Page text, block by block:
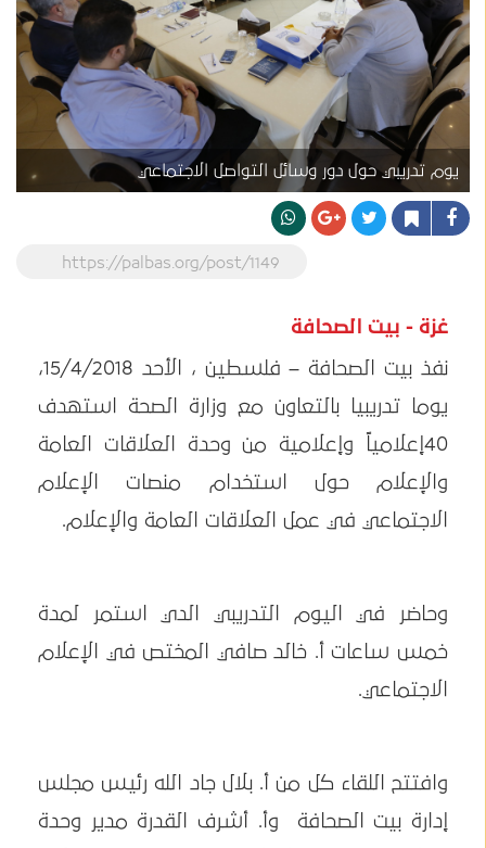
يوم تدريبي حول دور وسائل التواصل الاجتماعي
https://palbas.org/post/1149
غزة - بيت الصحافة
نفذ بيت الصحافة – فلسطين ، الأحد 15/4/2018،
يوما تدريبيا بالتعاون مع وزارة الصحة استهدف
40إعلامياً وإعلامية من وحدة العلاقات العامة
والإعلام حول استخدام منصات الإعلام
الاجتماعي في عمل العلاقات العامة والإعلام.
وحاضر في اليوم التدريبي الدي استمر لمدة
خمس ساعات أ. خالد صافي المختص في الإعلام
الاجتماعي.
وافتتح اللقاء كل من أ. بلال جاد الله رئيس مجلس
إدارة بيت الصحافة وأ. أشرف القدرة مدير وحدة